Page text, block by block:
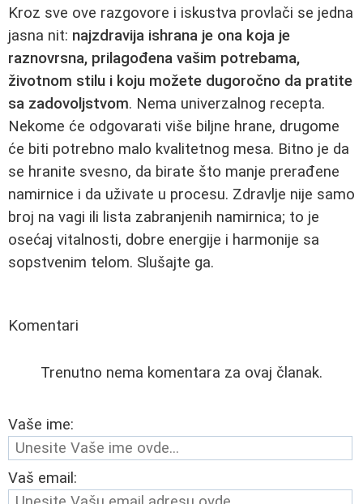
Kroz sve ove razgovore i iskustva provlači se jedna
jasna nit: najzdravija ishrana je ona koja je
raznovrsna, prilagođena vašim potrebama,
životnom stilu i koju možete dugoročno da pratite
sa zadovoljstvom. Nema univerzalnog recepta.
Nekome će odgovarati više biljne hrane, drugome
će biti potrebno malo kvalitetnog mesa. Bitno je da
se hranite svesno, da birate što manje prerađene
namirnice i da uživate u procesu. Zdravlje nije samo
broj na vagi ili lista zabranjenih namirnica; to je
osećaj vitalnosti, dobre energije i harmonije sa
sopstvenim telom. Slušajte ga.
Komentari
Trenutno nema komentara za ovaj članak.
Vaše ime:
Vaš email: